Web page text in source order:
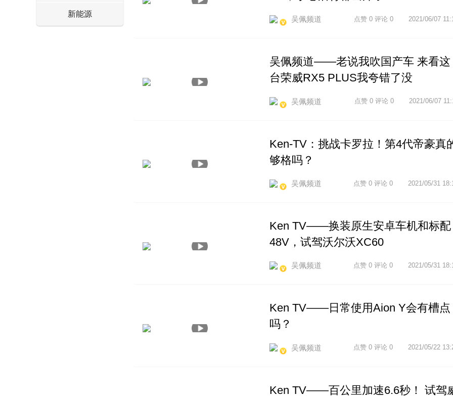
新能源
吴佩频道 2021/06/07
点赞 0 评论 0
吴佩频道——老说我吹国产车 来看这
台荣威RX5 PLUS我夸错了没
吴佩频道 2021/06/07
点赞 0 评论 0
Ken-TV：挑战卡罗拉！第4代帝豪真
够格吗？
吴佩频道 2021/05/31
点赞 0 评论 0
Ken TV——换装原生安卓车机和标配
48V，试驾沃尔沃XC60
吴佩频道 2021/05/31
点赞 0 评论 0
Ken TV——日常使用Aion Y会有槽点
吗？
吴佩频道 2021/05/22
点赞 0 评论 0
Ken TV——百公里加速6.6秒！ 试驾